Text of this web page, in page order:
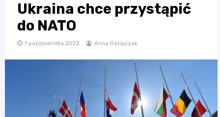
Ukraina chce przystąpić
do NATO
1 października 2022 Anna Ratajczak